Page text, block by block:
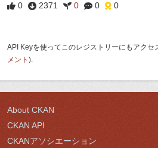
0 2371 0 0 0
API Keyを使ってこのレジストリーにもアクセ
メント ).
About CKAN
CKAN API
CKANアソシエーション